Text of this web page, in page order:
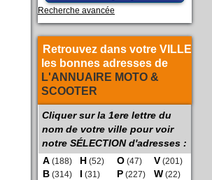
Recherche avancée
Retrouvez dans votre VILLE
les bonnes adresses de
L'ANNUAIRE MOTO &
SCOOTER
Cliquer sur la 1ere lettre du
nom de votre ville pour voir
notre SÉLECTION d'adresses :
A (188)
B (314)
H (52)
I (31)
O (47)
P (227)
V (201)
W (22)